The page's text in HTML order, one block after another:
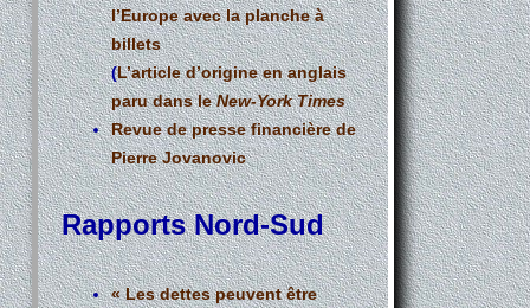
l’Europe avec la planche à
billets
(L’article d’origine en anglais
paru dans leNew-York Times
Revue de presse financière de
Pierre Jovanovic
Rapports Nord-Sud
« Les dettes peuvent être